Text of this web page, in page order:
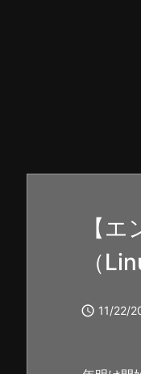
【
（
 11/22/